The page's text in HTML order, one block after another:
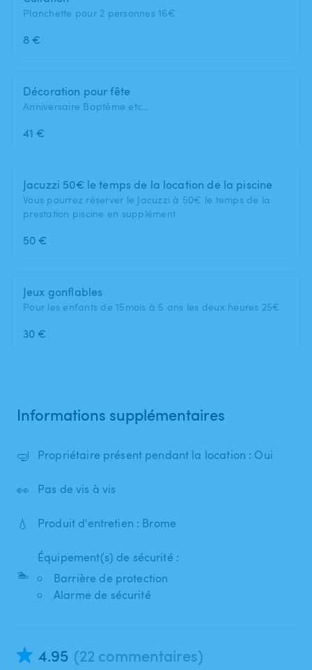
Planchette pour 2 personnes 16€
8 €
Décoration pour fête
Anniversaire Baptême etc…
41 €
Jacuzzi 50€ le temps de la location de la piscine
Vous pourrez réserver le Jacuzzi à 50€ le temps de la
prestation piscine en supplément
50 €
Jeux gonflables
Pour les enfants de 15mois à 5 ans les deux heures 25€
30 €
Informations supplémentaires
🤿 Propriétaire présent pendant la location : Oui
👀 Pas de vis à vis
💧 Produit d'entretien : Brome
🏊
Équipement(s) de sécurité :
Barrière de protection
Alarme de sécurité
4.95 (22 commentaires)